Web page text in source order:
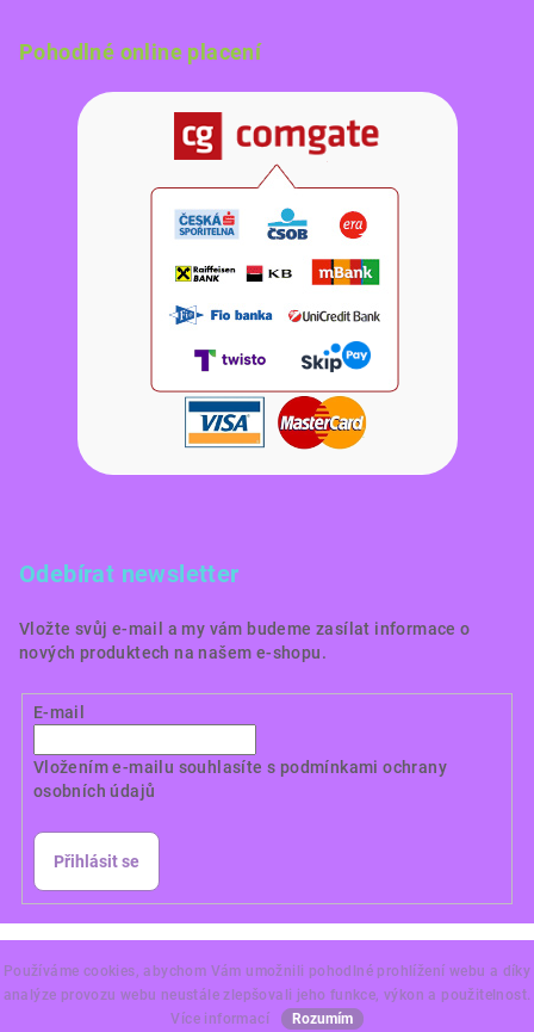
Používáme cookies, abychom Vám umožnili pohodlné prohlížení webu a díky
analýze provozu webu neustále zlepšovali jeho funkce, výkon a použitelnost.
Více informací
Rozumím
Pohodlné online placení
Odebírat newsletter
Vložte svůj e-mail a my vám budeme zasílat informace o
nových produktech na našem e-shopu.
E-mail
Vložením e-mailu souhlasíte s podmínkami ochrany
osobních údajů
Přihlásit se
vyhrazena.
Vytvořil Shoptet Premium